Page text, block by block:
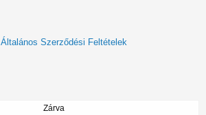
Általános Szerződési Feltételek
Zárva